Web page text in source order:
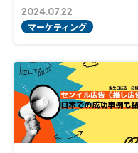
2024.07.22
マーケティング